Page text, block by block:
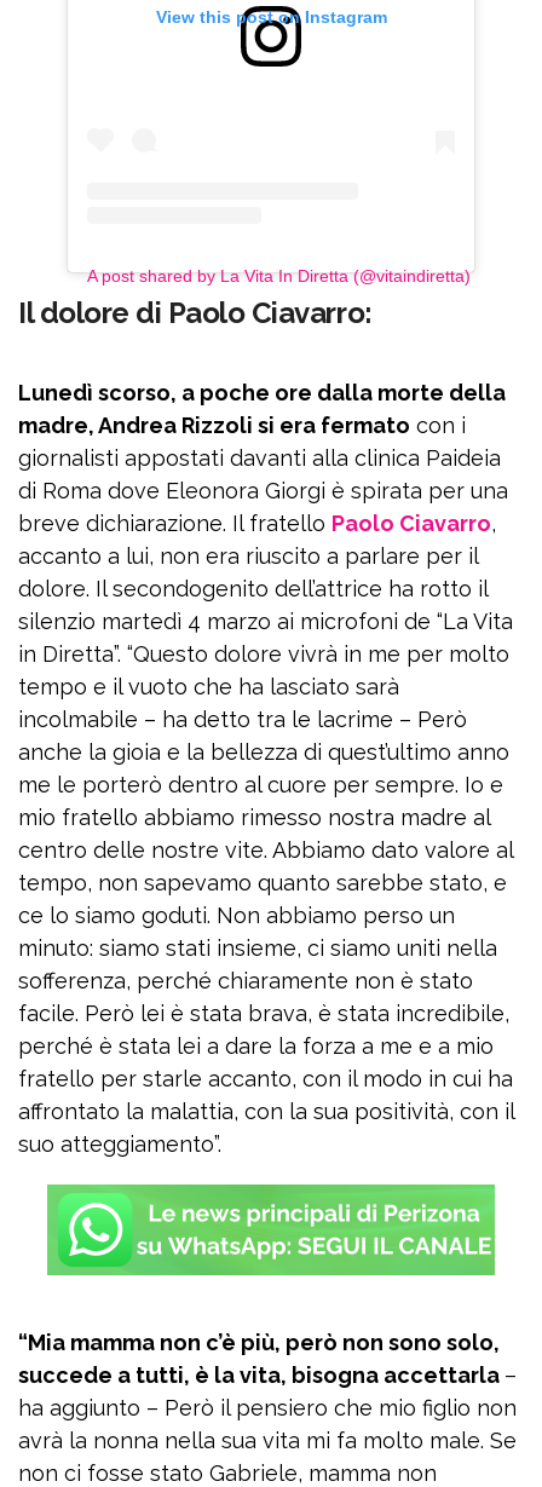
View this post on Instagram
A post shared by La Vita In Diretta (@vitaindiretta)
Il dolore di Paolo Ciavarro:
Lunedì scorso, a poche ore dalla morte della
madre, Andrea Rizzoli si era fermato con i
giornalisti appostati davanti alla clinica Paideia
di Roma dove Eleonora Giorgi è spirata per una
breve dichiarazione. Il fratello Paolo Ciavarro,
accanto a lui, non era riuscito a parlare per il
dolore. Il secondogenito dell’attrice ha rotto il
silenzio martedì 4 marzo ai microfoni de “La Vita
in Diretta”. “Questo dolore vivrà in me per molto
tempo e il vuoto che ha lasciato sarà
incolmabile – ha detto tra le lacrime – Però
anche la gioia e la bellezza di quest’ultimo anno
me le porterò dentro al cuore per sempre. Io e
mio fratello abbiamo rimesso nostra madre al
centro delle nostre vite. Abbiamo dato valore al
tempo, non sapevamo quanto sarebbe stato, e
ce lo siamo goduti. Non abbiamo perso un
minuto: siamo stati insieme, ci siamo uniti nella
sofferenza, perché chiaramente non è stato
facile. Però lei è stata brava, è stata incredibile,
perché è stata lei a dare la forza a me e a mio
fratello per starle accanto, con il modo in cui ha
affrontato la malattia, con la sua positività, con il
suo atteggiamento”.
“Mia mamma non c’è più, però non sono solo,
succede a tutti, è la vita, bisogna accettarla –
ha aggiunto – Però il pensiero che mio figlio non
avrà la nonna nella sua vita mi fa molto male. Se
non ci fosse stato Gabriele, mamma non